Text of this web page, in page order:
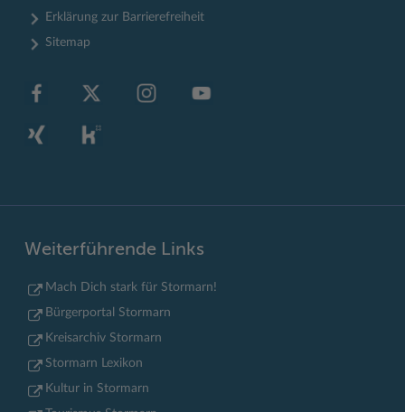
Erklärung zur Barrierefreiheit
Sitemap
Weiterführende Links
Mach Dich stark für Stormarn!
Bürgerportal Stormarn
Kreisarchiv Stormarn
Stormarn Lexikon
Kultur in Stormarn